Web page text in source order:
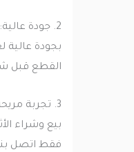
2. جودة عالية:
بجودة عالية
القطع قبل
3. تجربة
بيع وشراء
فقط اتصل بنا